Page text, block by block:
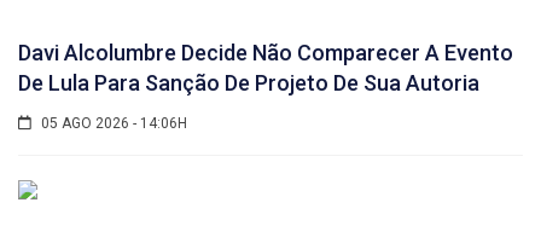
Davi Alcolumbre Decide Não Comparecer A Evento
De Lula Para Sanção De Projeto De Sua Autoria
05 AGO 2026 - 14:06H